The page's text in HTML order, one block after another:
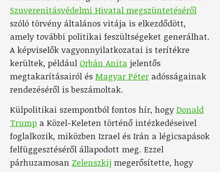
Szuverenitásvédelmi Hivatal megszüntetéséről
szóló törvény általános vitája is elkezdődött,
amely további politikai feszültségeket generálhat.
A képviselők vagyonnyilatkozatai is terítékre
kerültek, például Orbán Anita jelentős
megtakarításairól és Magyar Péter adósságainak
rendezéséről is beszámoltak.
Külpolitikai szempontból fontos hír, hogyDonald
Trump a Közel-Keleten történő intézkedéseivel
foglalkozik, miközben Izrael és Irán a légicsapások
felfüggesztéséről állapodott meg. Ezzel
párhuzamosan Zelenszkij megerősítette, hogy